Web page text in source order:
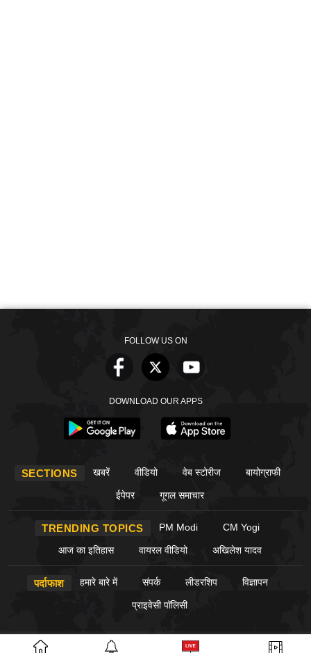
FOLLOW US ON
DOWNLOAD OUR APPS
SECTIONS खबरें वीडियो वेब स्टोरीज बायोग्राफी
ईपेपर गूगल समाचार
TRENDING TOPICS PM Modi CM Yogi
आज का इतिहास वायरल वीडियो अखिलेश यादव
पर्दाफाश हमारे बारे में संपर्क लीडरशिप विज्ञापन
प्राइवेसी पॉलिसी